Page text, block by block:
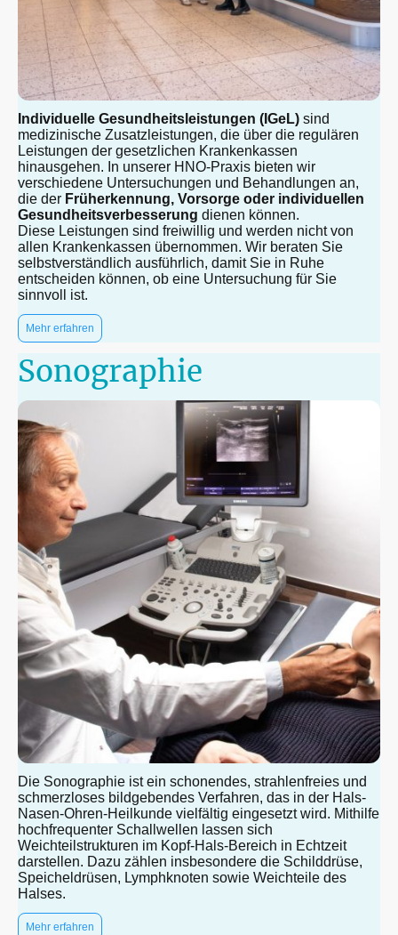
Individuelle Gesundheitsleistungen (IGeL) sind
medizinische Zusatzleistungen, die über die regulären
Leistungen der gesetzlichen Krankenkassen
hinausgehen. In unserer HNO-Praxis bieten wir
verschiedene Untersuchungen und Behandlungen an,
die der Früherkennung, Vorsorge oder individuellen
Gesundheitsverbesserung dienen können.
Diese Leistungen sind freiwillig und werden nicht von
allen Krankenkassen übernommen. Wir beraten Sie
selbstverständlich ausführlich, damit Sie in Ruhe
entscheiden können, ob eine Untersuchung für Sie
sinnvoll ist.
Mehr erfahren
Sonographie
Die Sonographie ist ein schonendes, strahlenfreies und
schmerzloses bildgebendes Verfahren, das in der Hals-
Nasen-Ohren-Heilkunde vielfältig eingesetzt wird. Mithilfe
hochfrequenter Schallwellen lassen sich
Weichteilstrukturen im Kopf-Hals-Bereich in Echtzeit
darstellen. Dazu zählen insbesondere die Schilddrüse,
Speicheldrüsen, Lymphknoten sowie Weichteile des
Halses.
Mehr erfahren